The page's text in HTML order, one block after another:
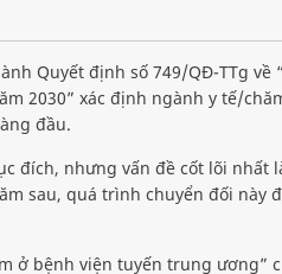
Quyết định số 749/QĐ-TTg về
2030” xác định ngành y tế/
đầu.
đích, nhưng vấn đề cốt lõi nhất
sau, quá trình chuyển đối này
ở bệnh viện tuyến trung ương”